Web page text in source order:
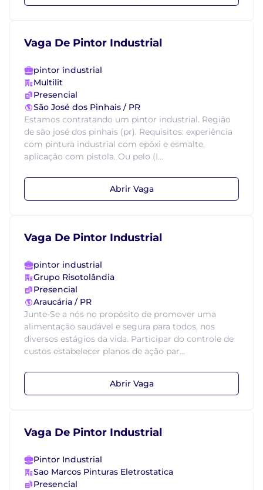
Vaga De Pintor Industrial
pintor industrial
Multilit
Presencial
São José dos Pinhais / PR
Estamos contratando um pintor industrial. Região
de são josé dos pinhais (pr). Requisitos: experiência
com pintura industrial com epóxi e esmalte,
aplicação com pistola. Ou pelo (I...
Abrir Vaga
Vaga De Pintor Industrial
pintor industrial
Grupo Risotolândia
Presencial
Araucária / PR
Junte-Se a nós no propósito de promover uma
alimentação saudável e segura para todos, nos
diversos estágios da vida. Participar do controle de
custos estabelecer planos de ação par...
Abrir Vaga
Vaga De Pintor Industrial
Pintor Industrial
Sao Marcos Pinturas Eletrostatica
Presencial